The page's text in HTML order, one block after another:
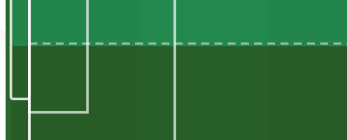
Ni kopplar enkelt ihop Lime Sportadmin med andra tjänster så att alla